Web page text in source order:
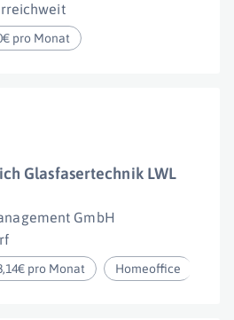
pro Monat
Glasfasertechnik LWL
GmbH
pro Monat Homeoffice